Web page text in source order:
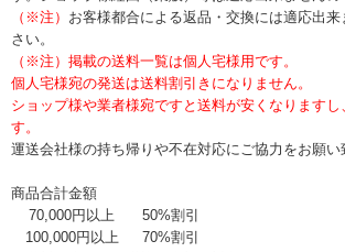
（※注） お客様都合による返品・交換には適応出
さい。
（※注）掲載の送料一覧は個人宅様用です。
個人宅様宛の発送は送料割引きになりません。
ショップ様や業者様宛ですと送料が安くなりますし
す。
運送会社様の持ち帰りや不在対応にご協力をお願い
商品合計金額
70,000円以上
50%割引
100,000円以上
70%割引